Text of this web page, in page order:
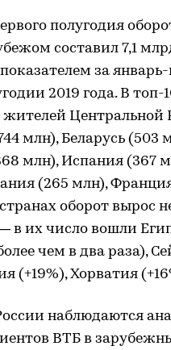
полугодия
составил 7,1
за
2019 года. В
Центральной
млн), Беларусь (503
млн), Испания (367
(265 млн),
оборот вырос
в их число вошли
чем в два раза),
(+19%), Хорватия
наблюдаются
ВТБ в